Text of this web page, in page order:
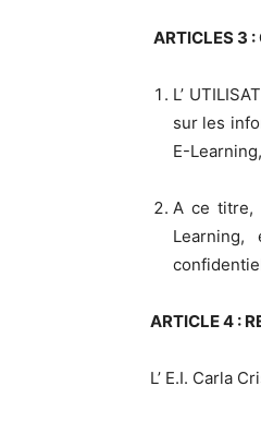
ARTICLES 3
L’
sur les
E-
A ce titre,
ARTICLE 4 :
L’ E.I. Carla